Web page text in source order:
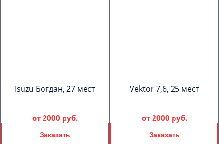
Isuzu Богдан, 27 мест
от 2000 руб.
Заказать
Vektor 7,6, 25 мест
от 2000 руб.
Заказать